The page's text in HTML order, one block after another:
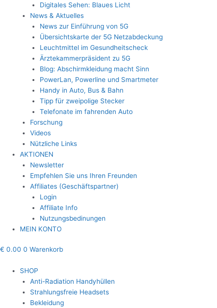
Digitales Sehen: Blaues Licht
News & Aktuelles
News zur Einführung von 5G
Übersichtskarte der 5G Netzabdeckung
Leuchtmittel im Gesundheitscheck
Ärztekammerpräsident zu 5G
Blog: Abschirmkleidung macht Sinn
PowerLan, Powerline und Smartmeter
Handy in Auto, Bus & Bahn
Tipp für zweipolige Stecker
Telefonate im fahrenden Auto
Forschung
Videos
Nützliche Links
AKTIONEN
Newsletter
Empfehlen Sie uns Ihren Freunden
Affiliates (Geschäftspartner)
Login
Affiliate Info
Nutzungsbedinungen
MEIN KONTO
€ 0.00 0 Warenkorb
SHOP
Anti-Radiation Handyhüllen
Strahlungsfreie Headsets
Bekleidung